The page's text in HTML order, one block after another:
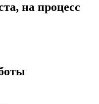
на процесс